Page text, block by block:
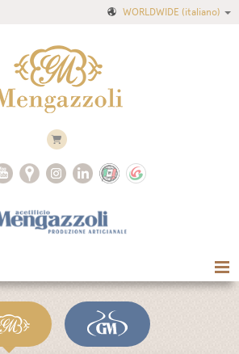
WORLDWIDE (italiano)